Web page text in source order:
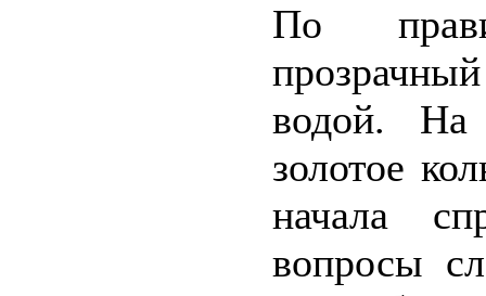
По
водой. На
золотое
начала
вопросы